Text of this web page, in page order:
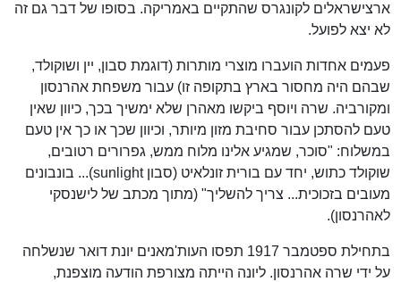
ארצישראלים לקונגרס שהתקיים באמריקה. בסופו של דבר גם זה
לא יצא לפועל.
פעמים אחדות הועברו מוצרי מותרות (דוגמת סבון, יין ושוקולד,
שבהם היה מחסור בארץ בתקופה זו) עבור משפחת אהרנסון
ומקורביה. שרה ויוסף ביקשו מאהרן שלא ימשיך בכך, כיוון שאין
טעם להסתכן עבור סחיבת מזון מיותר, וכיוון שכך או כך אין טעם
במשלוח: "סוכר, שמגיע אלינו מלוח ממש, גפרורים רטובים,
שוקולד כתוש, יחד עם בורית זונלאיט (סבון sunlight)... בונבונים
מעובים בזכוכית... צריך להשליך" (מתוך מכתב של לישנסקי
לאהרנסון).
בתחילת ספטמבר 1917 תפסו העות'מאנים יונת דואר שנשלחה
על ידי שרה אהרנסון. ליונה הייתה מצורפת הודעה מוצפנת,